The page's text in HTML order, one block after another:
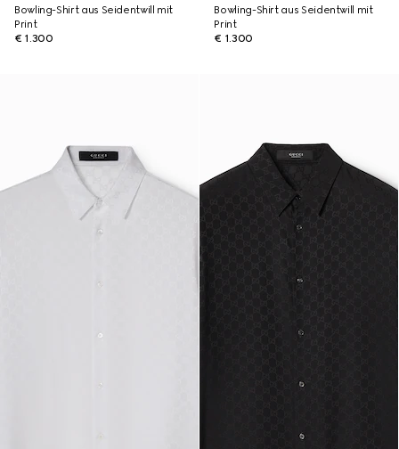
Bowling-Shirt aus Seidentwill mit
Print
€ 1.300
Bowling-Shirt aus Seidentwill mit
Print
€ 1.300